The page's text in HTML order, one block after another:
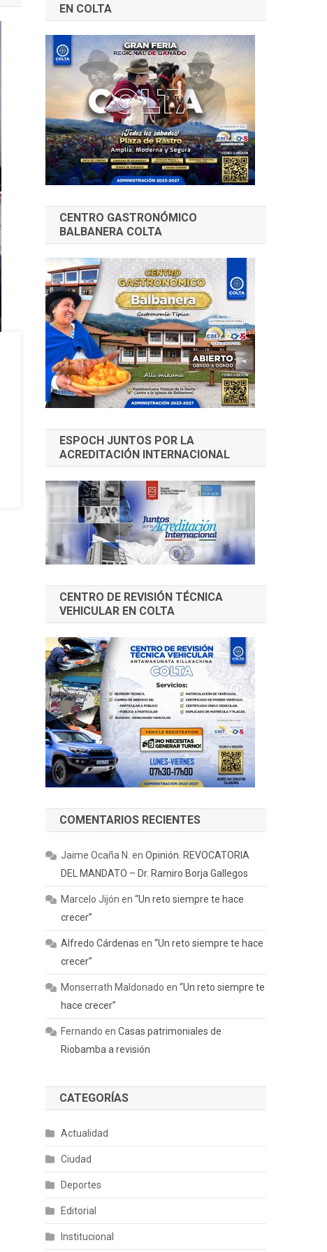
EN COLTA
CENTRO GASTRONÓMICO
BALBANERA COLTA
ESPOCH JUNTOS POR LA
ACREDITACIÓN INTERNACIONAL
CENTRO DE REVISIÓN TÉCNICA
VEHICULAR EN COLTA
COMENTARIOS RECIENTES
Jaime Ocaña N. enOpinión. REVOCATORIA
DEL MANDATO – Dr. Ramiro Borja Gallegos
Marcelo Jijón en“Un reto siempre te hace
crecer”
Alfredo Cárdenas en“Un reto siempre te hace
crecer”
Monserrath Maldonado en“Un reto siempre te
hace crecer”
Fernando enCasas patrimoniales de
Riobamba a revisión
CATEGORÍAS
Actualidad
Ciudad
Deportes
Editorial
Institucional